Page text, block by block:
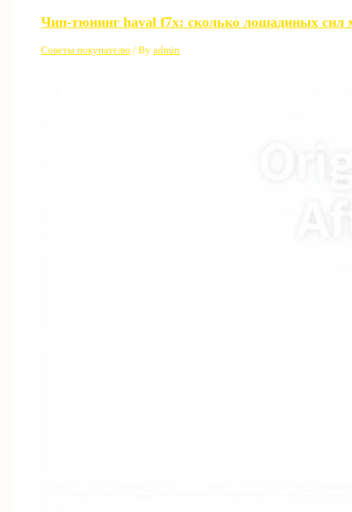
Чип-тюнинг haval f7x: сколько лошадиных сил
Советы покупателю / Byadmin